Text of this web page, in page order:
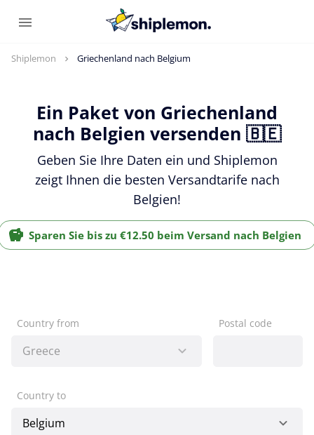
Shiplemon Griechenland nach Belgium
Ein Paket von Griechenland
nach Belgien versenden 🇧🇪
Geben Sie Ihre Daten ein und Shiplemon
zeigt Ihnen die besten Versandtarife nach
Belgien!
Sparen Sie bis zu €12.50 beim Versand nach Belgien
Country from Postal code
Country to